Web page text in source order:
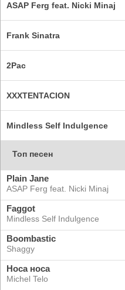
ASAP Ferg feat. Nicki Minaj
Frank Sinatra
2Pac
XXXTENTACION
Mindless Self Indulgence
Топ песен
Plain Jane
ASAP Ferg feat. Nicki Minaj
Faggot
Mindless Self Indulgence
Boombastic
Shaggy
Носа носа
Michel Telo